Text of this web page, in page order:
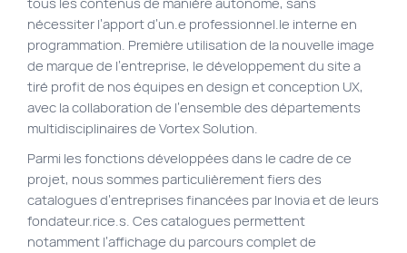
tous les contenus de manière autonome, sans
nécessiter l’apport d’un.e professionnel.le interne en
programmation. Première utilisation de la nouvelle image
de marque de l’entreprise, le développement du site a
tiré profit de nos équipes en design et conception UX,
avec la collaboration de l’ensemble des départements
multidisciplinaires de Vortex Solution.
Parmi les fonctions développées dans le cadre de ce
projet, nous sommes particulièrement fiers des
catalogues d’entreprises financées par Inovia et de leurs
fondateur.rice.s. Ces catalogues permettent
notamment l’affichage du parcours complet de